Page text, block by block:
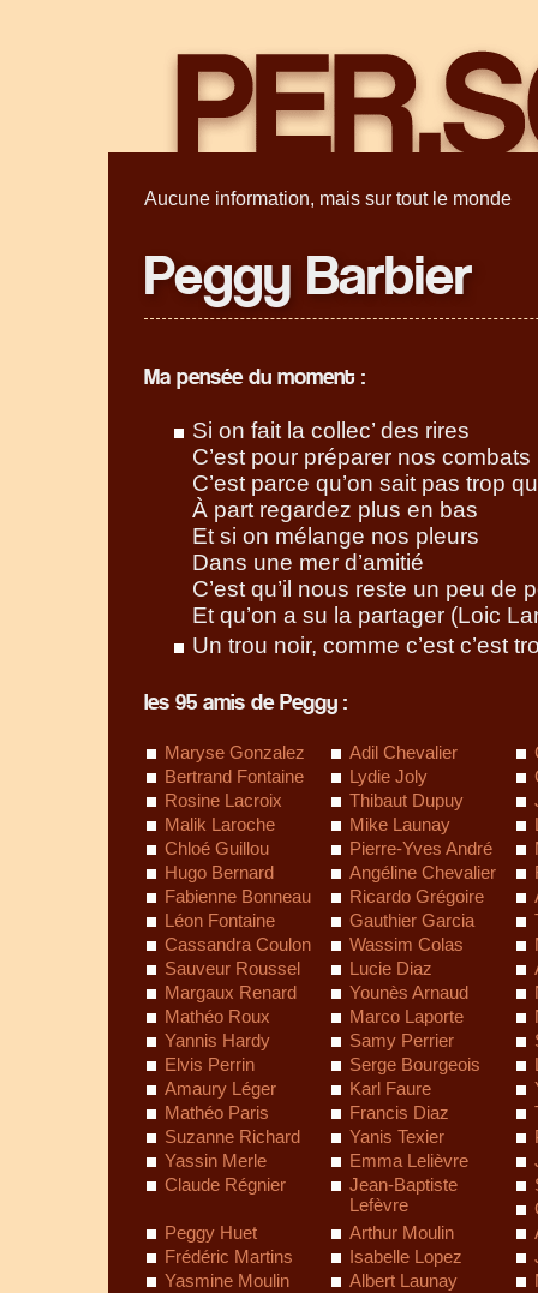
Aucune information, mais sur tout le monde
Peggy Barbier
Ma pensée du moment :
Si on fait la collec’ des rires
C’est pour préparer nos combats
C’est parce qu’on sait pas trop
À part regardez plus en bas
Et si on mélange nos pleurs
Dans une mer d’amitié
C’est qu’il nous reste un peu de
Et qu’on a su la partager (Loic
Un trou noir, comme c’est c’est
les 95 amis de Peggy :
Maryse Gonzalez Adil Chevalier
Bertrand Fontaine
Lydie Joly
Rosine Lacroix
Thibaut Dupuy
Malik Laroche
Mike Launay
Chloé Guillou
Pierre-Yves André
Hugo Bernard
Angéline Chevalier
Fabienne Bonneau
Ricardo Grégoire
Léon Fontaine
Gauthier Garcia
Cassandra Coulon
Wassim Colas
Sauveur Roussel
Lucie Diaz
Margaux Renard
Younès Arnaud
Mathéo Roux
Marco Laporte
Yannis Hardy
Samy Perrier
Elvis Perrin
Serge Bourgeois
Amaury Léger
Karl Faure
Mathéo Paris
Francis Diaz
Suzanne Richard
Yanis Texier
Yassin Merle
Emma Lelièvre
Claude Régnier
Jean-Baptiste
Lefèvre
Peggy Huet
Arthur Moulin
Frédéric Martins
Isabelle Lopez
Yasmine Moulin
Albert Launay